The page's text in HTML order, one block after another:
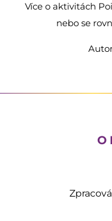
Více o aktivitách
nebo se
O